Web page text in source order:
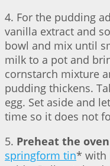
4. For the pudding
vanilla extract and
bowl and mix until
milk to a pot and
cornstarch mixture
pudding thickens.
egg. Set aside and
time so it does not
5. Preheat the oven
springform tin* with